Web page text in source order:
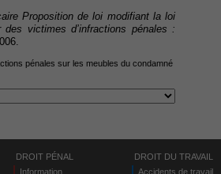
Proposition de loi modifiant la loi
victimes d’infractions pénales :
pénales sur les meubles du condamné
DROIT PÉNAL
Information
DROIT DU TRAVAIL
Accidents de travail